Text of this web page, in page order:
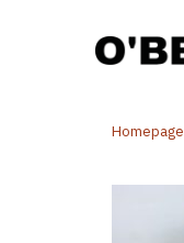
Homepage